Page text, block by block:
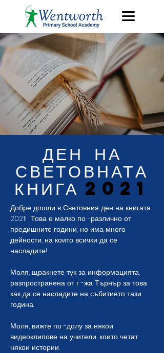
ДЕН НА
СВЕТОВНАТА
КНИГА 2021
Добре дошли в Световния ден на книгата
2021! Това е малко по -различно от
предишните години, но има много
дейности, на които всички да се
насладите!
Моля, щракнете тук за информацията,
разпространена от г -жа Търнър за това
как да се насладите на събитието тази
година.
Моля, вижте по -долу за някои
видеоклипове на учители, които четат
някои истории.